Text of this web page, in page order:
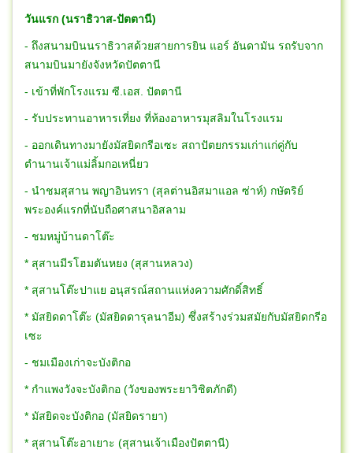
วันแรก (นราธิวาส-ปัตตานี)
- ถึงสนามบินนราธิวาสด้วยสายการยิน แอร์ อันดามัน รถรับจาก
สนามบินมายังจังหวัดปัตตานี
- เข้าที่พักโรงแรม ซี.เอส. ปัตตานี
- รับประทานอาหารเที่ยง ที่ห้องอาหารมุสลิมในโรงแรม
- ออกเดินทางมายังมัสยิดกรีอเซะ สถาปัตยกรรมเก่าแก่คู่กับ
ตำนานเจ้าแม่ลิ้มกอเหนี่ยว
- นำชมสุสาน พญาอินทรา (สุลต่านอิสมาแอล ซ่าห์) กษัตริย์
พระองค์แรกที่นับถือศาสนาอิสลาม
- ชมหมู่บ้านดาโต๊ะ
* สุสานมีรโฮมตันหยง (สุสานหลวง)
* สุสานโต๊ะปาแย อนุสรณ์สถานแห่งความศักดิ์สิทธิ์
* มัสยิดดาโต๊ะ (มัสยิดดารุลนาอีม) ซึ่งสร้างร่วมสมัยกับมัสยิดกรีอ
เซะ
- ชมเมืองเก่าจะบังติกอ
* กำแพงวังจะบังติกอ (วังของพระยาวิชิตภักดี)
* มัสยิดจะบังติกอ (มัสยิดรายา)
* สุสานโต๊ะอาเยาะ (สุสานเจ้าเมืองปัตตานี)